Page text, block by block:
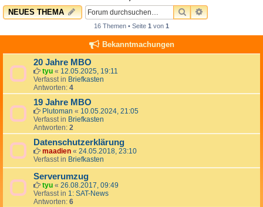
NEUES THEMA SUCHEERWEITERTE
16 Themen • Seite 1 von 1
Bekanntmachungen
20 Jahre MBO
tyu « 12.05.2025, 19:11
Verfasst in Briefkasten
Antworten: 4
19 Jahre MBO
Plutoman « 10.05.2024, 21:05
Verfasst in Briefkasten
Antworten: 2
Datenschutzerklärung
maadien « 24.05.2018, 23:10
Verfasst in Briefkasten
Serverumzug
tyu « 26.08.2017, 09:49
Verfasst in 1: SAT-News
Antworten: 6